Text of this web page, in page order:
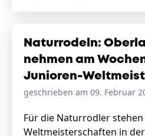
Naturrodeln:
nehmen am
Junioren-
geschrieben am 09. Februar
Für die Naturrodler stehen
Weltmeisterschaften in